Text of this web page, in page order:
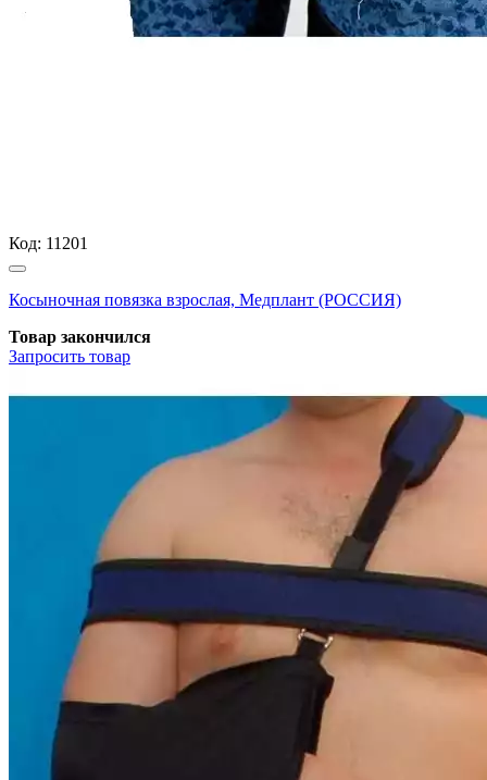
Код: 11201
Косыночная повязка взрослая, Медплант (РОССИЯ)
Товар закончился
Запросить товар